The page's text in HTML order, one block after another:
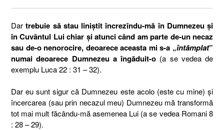
Dartrebuie să stau liniștit încrezîndu-mă în Dumnezeu și
în Cuvântul Lui chiar și atunci când am parte de-un necaz
sau de-o nenorocire, deoarece aceasta mi s-a „întâmplat”
numai deoarece Dumnezeu a îngăduit-o (a se vedea de
exemplu Luca 22 : 31 – 32).
Dar eu sunt sigur că Dumnezeu este acolo (este cu mine) și
încercarea (sau prin necazul meu) Dumnezeu mă transformă
tot mai mult făcându-mă asemenea Lui (a se vedea Romani 8
: 28 – 29).